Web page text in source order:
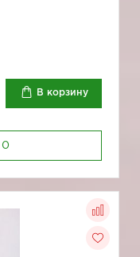
В корзину
0